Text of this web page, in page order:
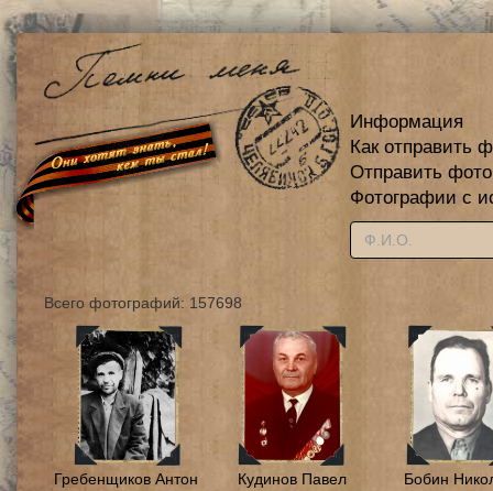
Информация
Как отправить
Отправить
Фотографии с
Всего фотографий: 157698
Гребенщиков Антон
Кудинов Павел
Бобин